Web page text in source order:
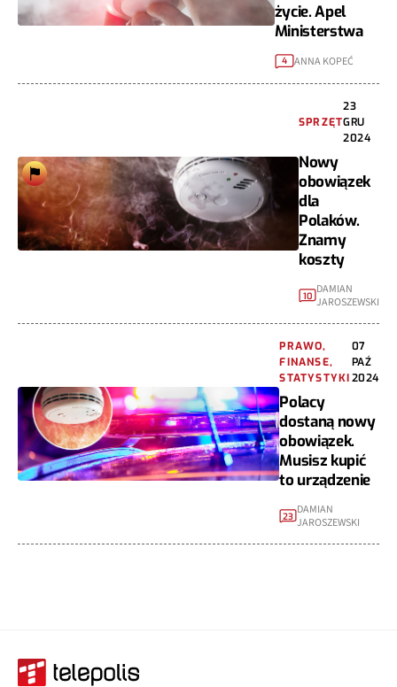
życie. Apel
Ministerstwa
4 ANNA KOPEĆ
SPRZĘT
23
GRU
2024
Nowy
obowiązek
dla
Polaków.
Znamy
koszty
10 DAMIAN
JAROSZEWSKI
PRAWO,
FINANSE,
STATYSTYKI
07
PAŹ
2024
Polacy
dostaną nowy
obowiązek.
Musisz kupić
to urządzenie
23 DAMIAN
JAROSZEWSKI